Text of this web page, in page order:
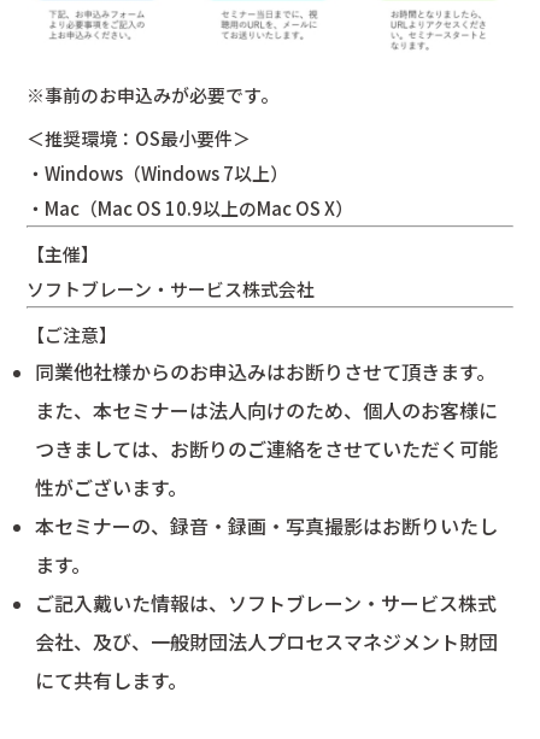
※事前のお申込みが必要です。
＜推奨環境：OS最小要件＞
・Windows（Windows 7以上）
・Mac（Mac OS 10.9以上のMac OS X）
【主催】
ソフトブレーン・サービス株式会社
【ご注意】
同業他社様からのお申込みはお断りさせて頂きます。
また、本セミナーは法人向けのため、個人のお客様に
つきましては、お断りのご連絡をさせていただく可能
性がございます。
本セミナーの、録音・録画・写真撮影はお断りいたし
ます。
ご記入戴いた情報は、ソフトブレーン・サービス株式
会社、及び、一般財団法人プロセスマネジメント財団
にて共有します。